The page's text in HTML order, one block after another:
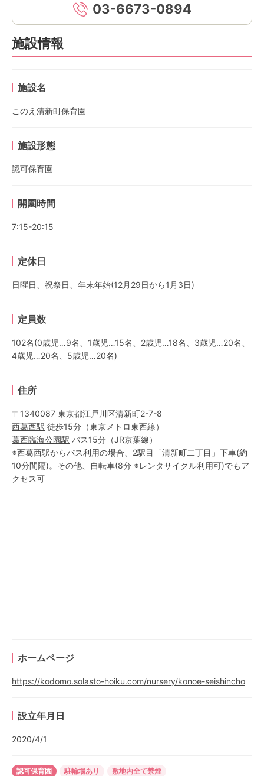
03-6673-0894
施設情報
施設名
このえ清新町保育園
施設形態
認可保育園
開園時間
7:15-20:15
定休日
日曜日、祝祭日、年末年始(12月29日から1月3日)
定員数
102名(0歳児…9名、1歳児…15名、2歳児…18名、3歳児…20名、
4歳児…20名、5歳児…20名)
住所
〒1340087 東京都江戸川区清新町2-7-8
西葛西駅 徒歩15分 （東京メトロ東西線）
葛西臨海公園駅 バス15分 （JR京葉線）
※西葛西駅からバス利用の場合、2駅目「清新町二丁目」下車(約
10分間隔)。その他、自転車(8分 ※レンタサイクル利用可)でもア
クセス可
ホームページ
https://kodomo.solasto-hoiku.com/nursery/konoe-seishincho
設立年月日
2020/4/1
認可保育園 駐輪場あり 敷地内全て禁煙